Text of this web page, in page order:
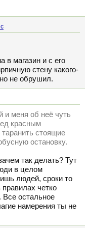
в магазин и с его
стену какого-
не обрушил.
и меня об неё чуть
красным
стоящие
остановку.
так делать? Тут
в целом
людей, сроки то
четко
Все остальное
намерения ты не